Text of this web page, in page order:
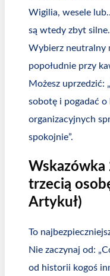
Wigilia, wesele
są wtedy zbyt silne.
Wybierz neutralny
popołudnie przy
Możesz uprzedzić:
sobotę i pogadać
organizacyjnych
spokojnie”.
Wskazówka
trzecią
Artykuł)
To
Nie zaczynaj od:
od historii kogoś